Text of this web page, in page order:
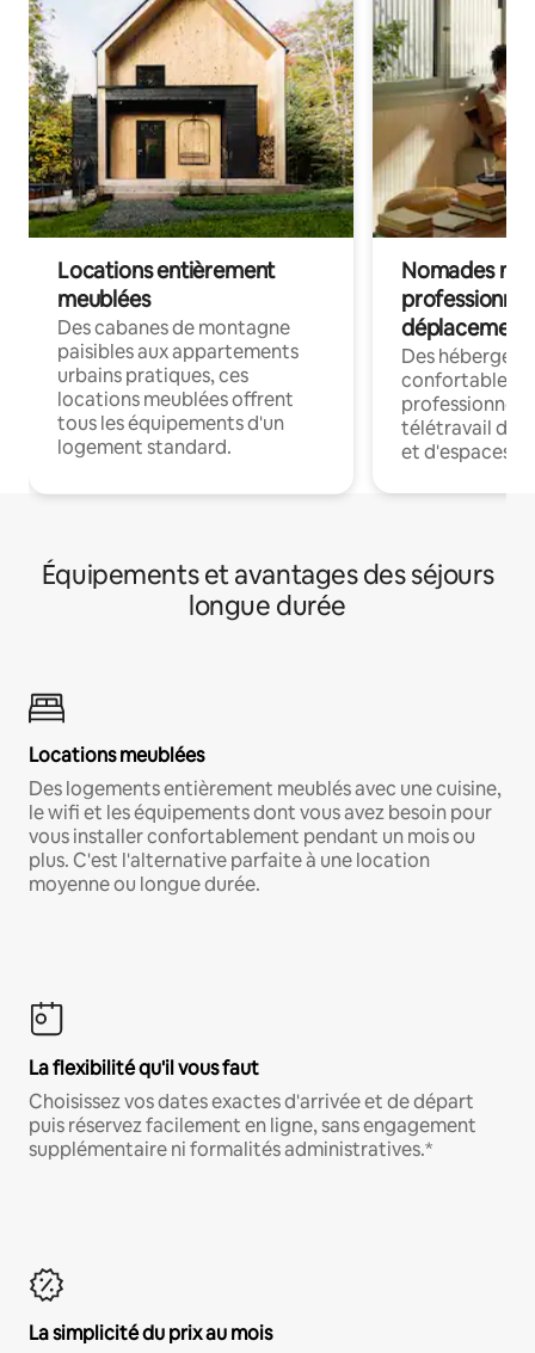
Locations entièrement
meublées
Des cabanes de montagne
paisibles aux appartements
urbains pratiques, ces
locations meublées offrent
tous les équipements d'un
logement standard.
Nomades
déplacement
Des
confortables
professionnels
télétravail
et d'espaces
Équipements et avantages des séjours
longue durée
Locations meublées
Des logements entièrement meublés avec une cuisine,
le wifi et les équipements dont vous avez besoin pour
vous installer confortablement pendant un mois ou
plus. C'est l'alternative parfaite à une location
moyenne ou longue durée.
La flexibilité qu'il vous faut
Choisissez vos dates exactes d'arrivée et de départ
puis réservez facilement en ligne, sans engagement
supplémentaire ni formalités administratives.*
La simplicité du prix au mois